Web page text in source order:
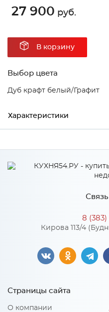
27 900 руб.
В корзину
Выбор цвета
Дуб крафт белый/Графит
Характеристики
Цвет
Особенности
Материал 2: ЛДСП
Количество упаковок: 4
8
Кирова 113/4
Страницы сайта
О компании